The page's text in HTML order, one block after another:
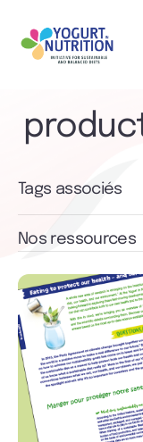
Tags associés
Nos ressources